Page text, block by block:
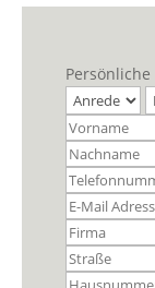
Persönliche